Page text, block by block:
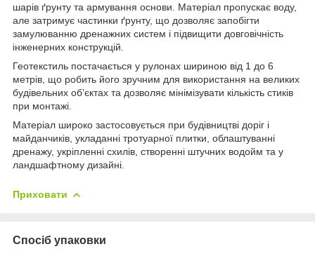
шарів ґрунту та армування основи. Матеріал пропускає воду,
але затримує частинки ґрунту, що дозволяє запобігти
замулюванню дренажних систем і підвищити довговічність
інженерних конструкцій.
Геотекстиль постачається у рулонах шириною від 1 до 6
метрів, що робить його зручним для використання на великих
будівельних об’єктах та дозволяє мінімізувати кількість стиків
при монтажі.
Матеріал широко застосовується при будівництві доріг і
майданчиків, укладанні тротуарної плитки, облаштуванні
дренажу, укріпленні схилів, створенні штучних водойм та у
ландшафтному дизайні.
Приховати
Спосіб упаковки